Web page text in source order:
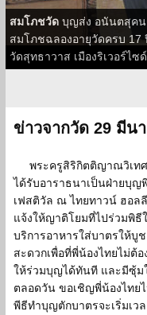
สมโภชวัด บุญส่ง อนันตสุคน
สมโภชฉลองอายุวัดครบ
วัดสุทธาวาส เมืองริเวอร์ไ
ข่าวจากวัด 29 มีน
พระครูสิริกิตติญาณวิเท
ได้รับอาราธนาเป็นฝ่ายบุญ
เฟสติวัล ณ ไทยทาวน์ ฮอล
แจ้งให้ญาติโยมที่ไปร่วมพิธี
บริการอาหารใส่บาตรให้บู
สะดวกเพื่อที่พี่น้องไทยไม่ต้
ให้ร่วมบุญได้ทันที และมีซุ้ม
ตลอดวัน ขอเชิญพี่น้องไทย
พีธีทำบุญตักบาตรจะเริ่มเว